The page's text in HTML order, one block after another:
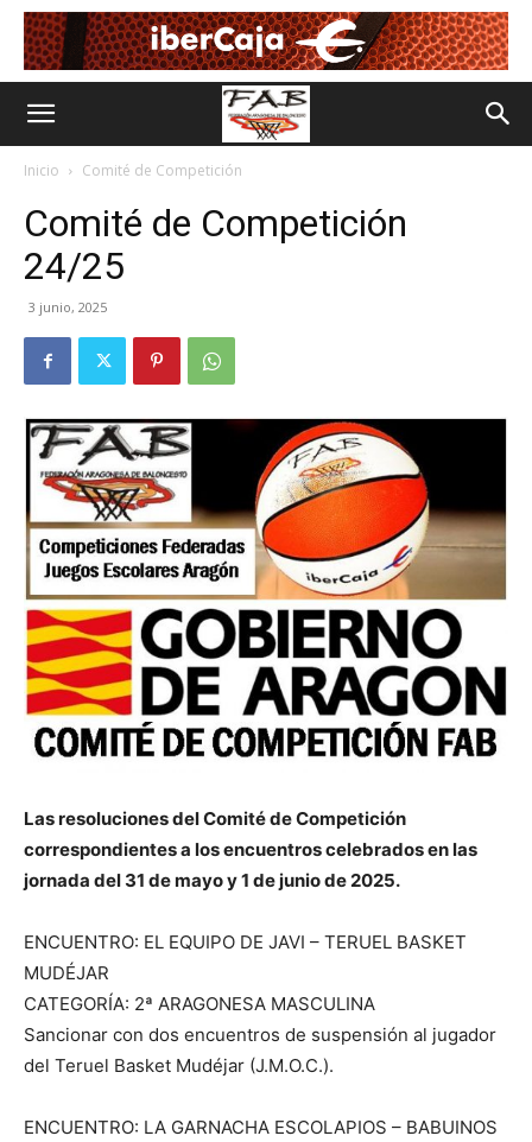
Inicio Comité de Competición
Comité de Competición
24/25
3 junio, 2025
Las resoluciones del Comité de Competición
correspondientes a los encuentros celebrados en las
jornada del 31 de mayo y 1 de junio de 2025.
ENCUENTRO: EL EQUIPO DE JAVI – TERUEL BASKET
MUDÉJAR
CATEGORÍA: 2ª ARAGONESA MASCULINA
Sancionar con dos encuentros de suspensión al jugador
del Teruel Basket Mudéjar (J.M.O.C.).
ENCUENTRO: LA GARNACHA ESCOLAPIOS – BABUINOS